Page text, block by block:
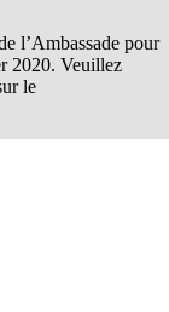
l’Ambassade pour
2020. Veuillez
le